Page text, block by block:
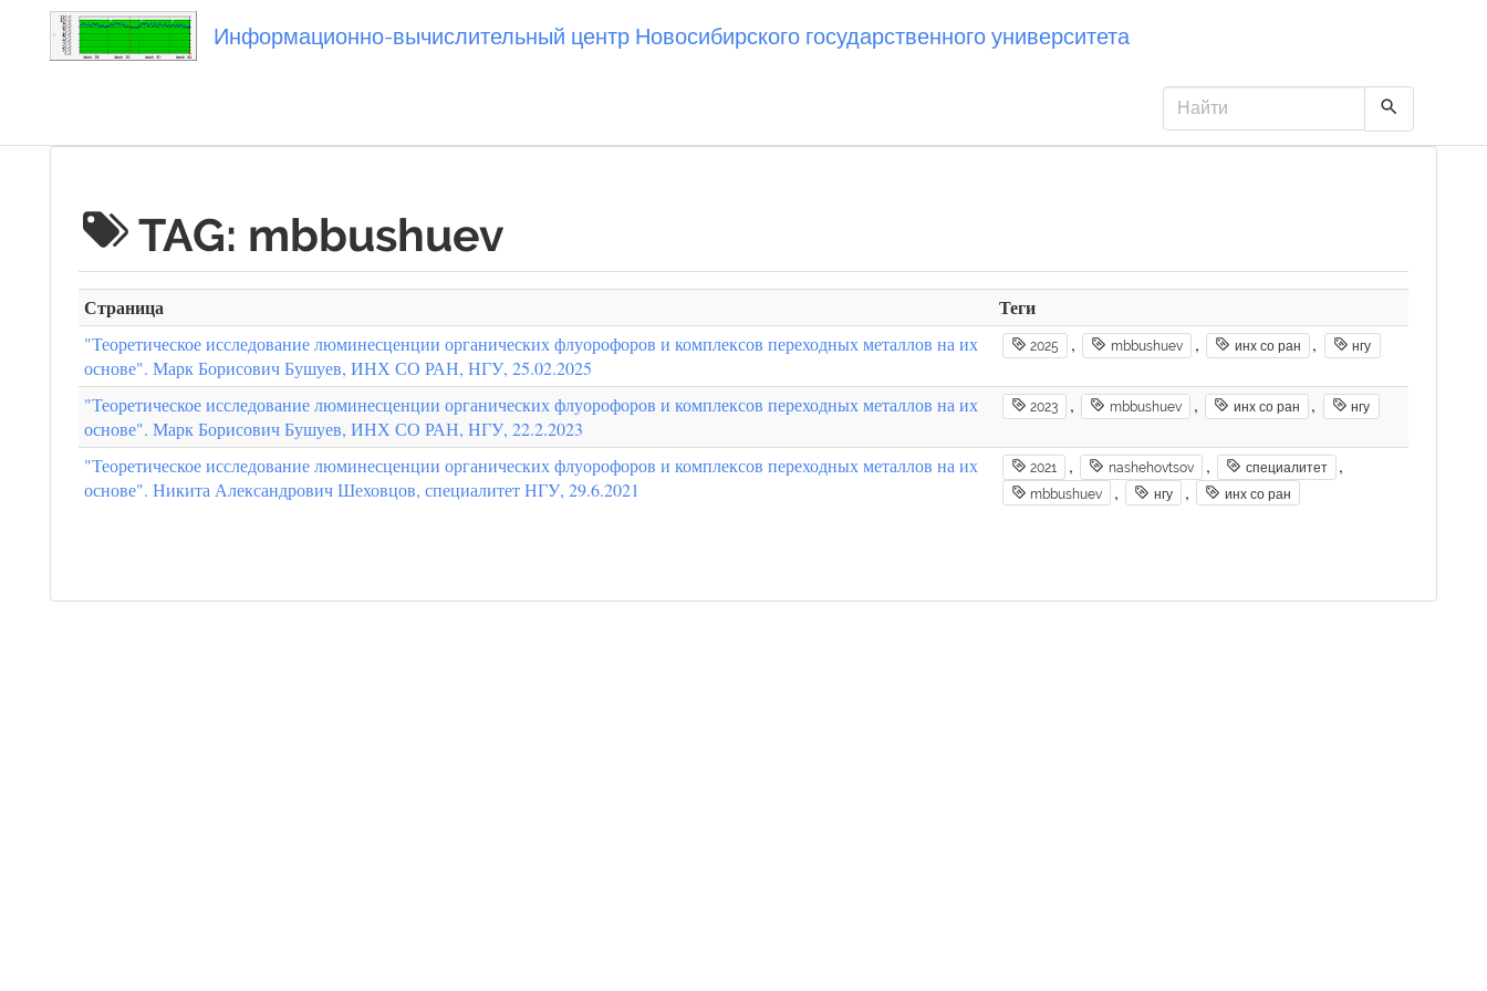
Информационно-вычислительный центр Новосибирского государственного университета
TAG: mbbushuev
Страница Теги
"Теоретическое исследование люминесценции органических флуорофоров и комплексов переходных металлов на их
основе". Марк Борисович Бушуев, ИНХ СО РАН, НГУ, 25.02.2025
2025 , mbbushuev , инх со ран , нгу
"Теоретическое исследование люминесценции органических флуорофоров и комплексов переходных металлов на их
основе". Марк Борисович Бушуев, ИНХ СО РАН, НГУ, 22.2.2023
2023 , mbbushuev , инх со ран , нгу
"Теоретическое исследование люминесценции органических флуорофоров и комплексов переходных металлов на их
основе". Никита Александрович Шеховцов, специалитет НГУ, 29.6.2021
2021 , nashehovtsov , специалитет ,
mbbushuev , нгу , инх со ран